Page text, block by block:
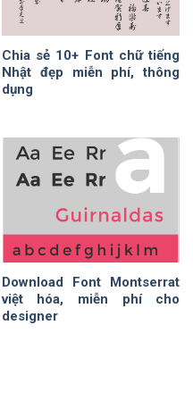
Chia sẻ 10+ Font chữ tiếng
Nhật đẹp miễn phí, thông
dụng
Download Font Montserrat
việt hóa, miễn phí cho
designer